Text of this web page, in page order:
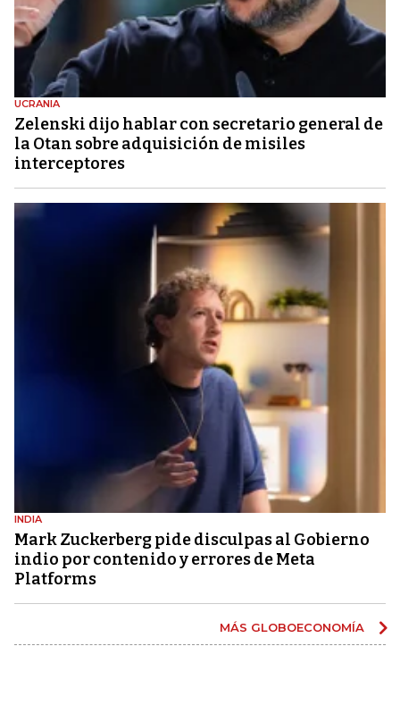
UCRANIA
Zelenski dijo hablar con secretario general de
la Otan sobre adquisición de misiles
interceptores
INDIA
Mark Zuckerberg pide disculpas al Gobierno
indio por contenido y errores de Meta
Platforms
MÁS GLOBOECONOMÍA